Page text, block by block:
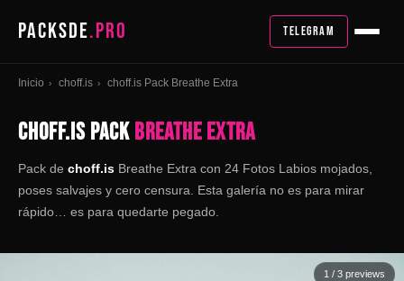
PACKSDE.PRO TELEGRAM
Inicio › choff.is › choff.is Pack Breathe Extra
CHOFF.IS PACKBREATHE EXTRA
Pack de choff.is Breathe Extra con 24 Fotos Labios mojados,
poses salvajes y cero censura. Esta galería no es para mirar
rápido… es para quedarte pegado.
1 / 3 previews